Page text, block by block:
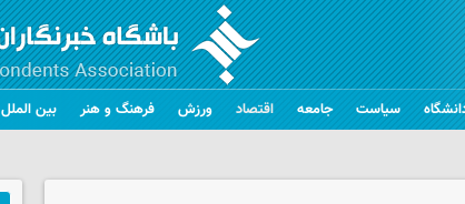
سیاست جامعه اقتصاد ورزش فرهنگ و هنر بین الملل